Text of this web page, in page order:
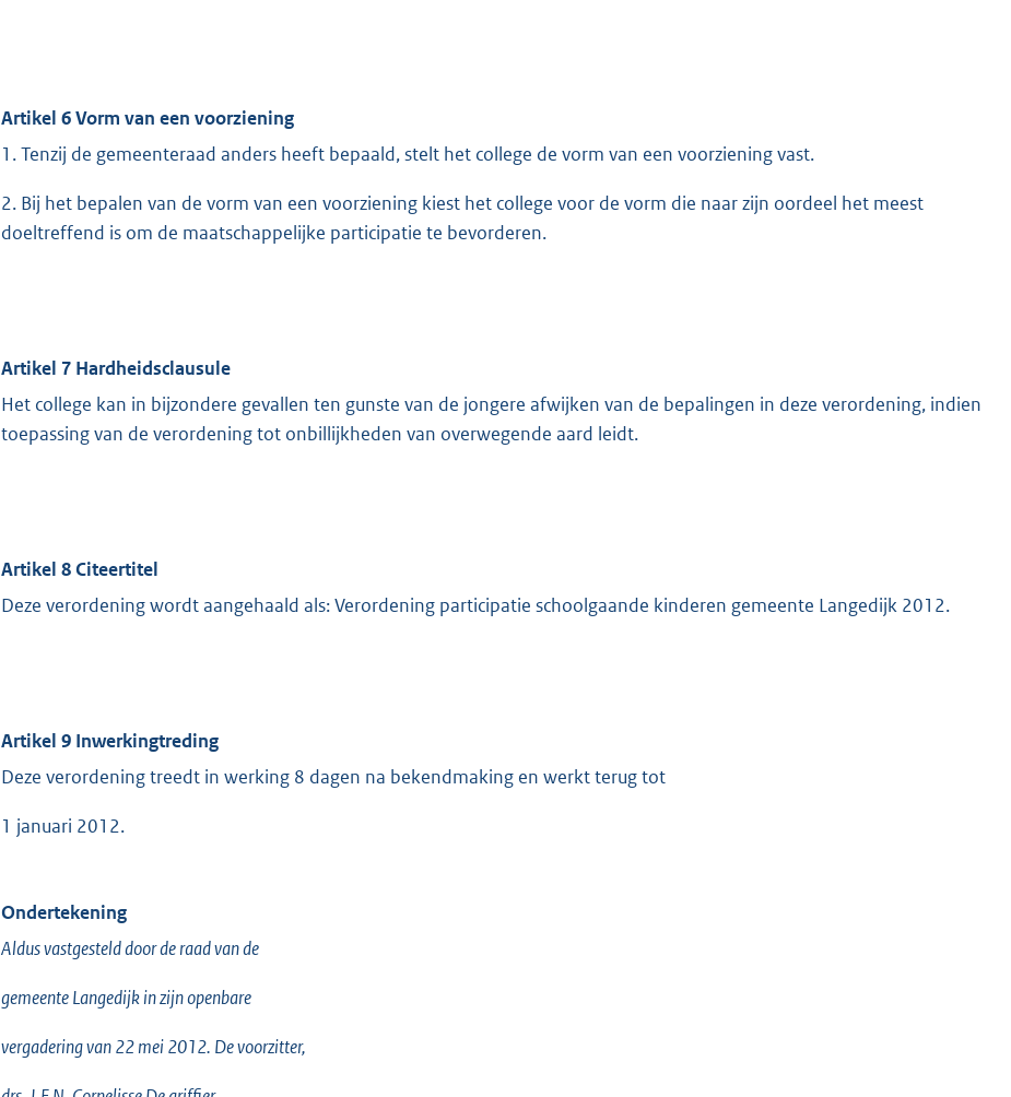
Artikel 6 Vorm van een voorziening
1. Tenzij de gemeenteraad anders heeft bepaald, stelt het college de vorm van een voorziening vast.
2. Bij het bepalen van de vorm van een voorziening kiest het college voor de vorm die naar zijn oordeel het meest
doeltreffend is om de maatschappelijke participatie te bevorderen.
Artikel 7 Hardheidsclausule
Het college kan in bijzondere gevallen ten gunste van de jongere afwijken van de bepalingen in deze verordening, indien
toepassing van de verordening tot onbillijkheden van overwegende aard leidt.
Artikel 8 Citeertitel
Deze verordening wordt aangehaald als: Verordening participatie schoolgaande kinderen gemeente Langedijk 2012.
Artikel 9 Inwerkingtreding
Deze verordening treedt in werking 8 dagen na bekendmaking en werkt terug tot
1 januari 2012.
Ondertekening
Aldus vastgesteld door de raad van de
gemeente Langedijk in zijn openbare
vergadering van 22 mei 2012. De voorzitter,